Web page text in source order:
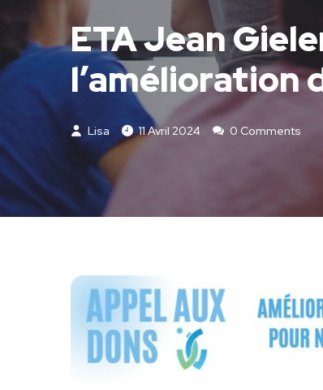
ETA Jean
l’amélioration
Lisa 11 Avril 2024 0 Comments